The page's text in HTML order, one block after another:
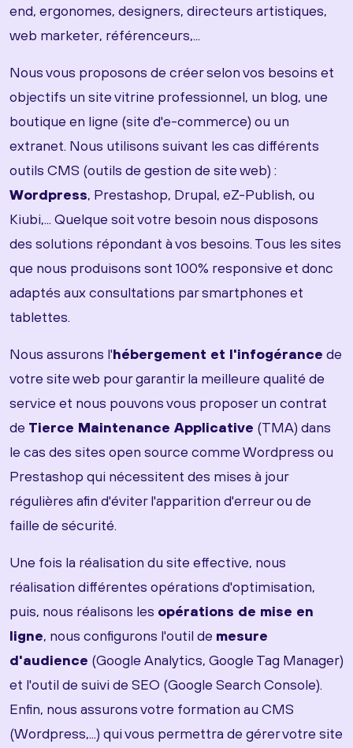
end, ergonomes, designers, directeurs artistiques,
web marketer, référenceurs,...
Nous vous proposons de créer selon vos besoins et
objectifs un site vitrine professionnel, un blog, une
boutique en ligne (site d'e-commerce) ou un
extranet. Nous utilisons suivant les cas différents
outils CMS (outils de gestion de site web) :
Wordpress, Prestashop, Drupal, eZ-Publish, ou
Kiubi,... Quelque soit votre besoin nous disposons
des solutions répondant à vos besoins. Tous les sites
que nous produisons sont 100% responsive et donc
adaptés aux consultations par smartphones et
tablettes.
Nous assurons l'hébergement et l'infogérance de
votre site web pour garantir la meilleure qualité de
service et nous pouvons vous proposer un contrat
de Tierce Maintenance Applicative (TMA) dans
le cas des sites open source comme Wordpress ou
Prestashop qui nécessitent des mises à jour
régulières afin d'éviter l'apparition d'erreur ou de
faille de sécurité.
Une fois la réalisation du site effective, nous
réalisation différentes opérations d'optimisation,
puis, nous réalisons les opérations de mise en
ligne, nous configurons l'outil de mesure
d'audience (Google Analytics, Google Tag Manager)
et l'outil de suivi de SEO (Google Search Console).
Enfin, nous assurons votre formation au CMS
(Wordpress,...) qui vous permettra de gérer votre site